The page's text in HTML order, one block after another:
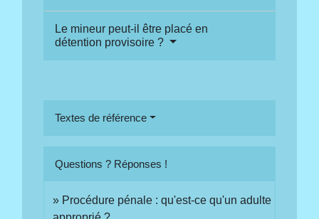
Le mineur peut-il être placé en
détention provisoire ?
Textes de référence
Questions ? Réponses !
Procédure pénale : qu'est-ce qu'un adulte